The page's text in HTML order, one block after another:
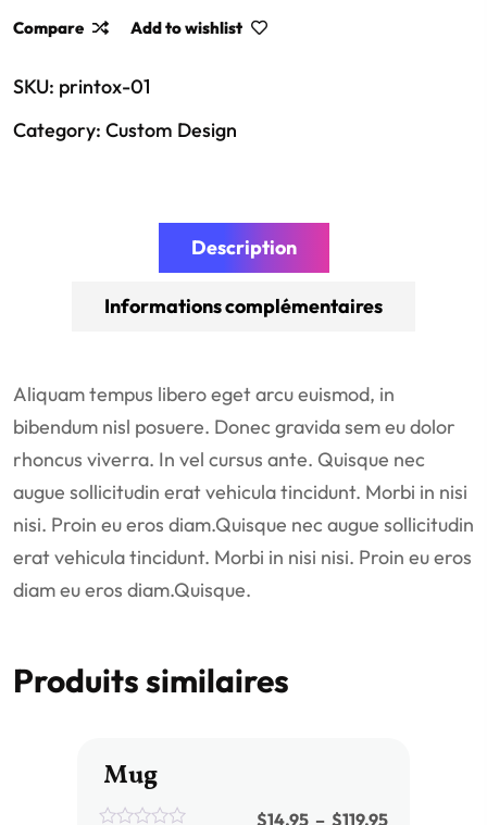
Compare Add to wishlist
SKU: printox-01
Category: Custom Design
Description
Informations complémentaires
Aliquam tempus libero eget arcu euismod, in
bibendum nisl posuere. Donec gravida sem eu dolor
rhoncus viverra. In vel cursus ante. Quisque nec
augue sollicitudin erat vehicula tincidunt. Morbi in nisi
nisi. Proin eu eros diam.Quisque nec augue sollicitudin
erat vehicula tincidunt. Morbi in nisi nisi. Proin eu eros
diam eu eros diam.Quisque.
Produits similaires
Mug
$14.95 – $119.95